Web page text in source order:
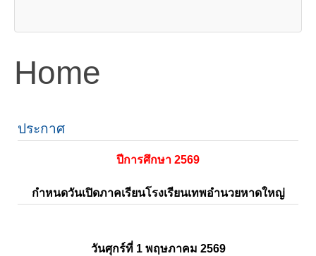
Home
ประกาศ
ปีการศึกษา 2569
กำหนดวันเปิดภาคเรียนโรงเรียนเทพอำนวยหาดใหญ่
วันศุกร์ที่ 1 พฤษภาคม 2569